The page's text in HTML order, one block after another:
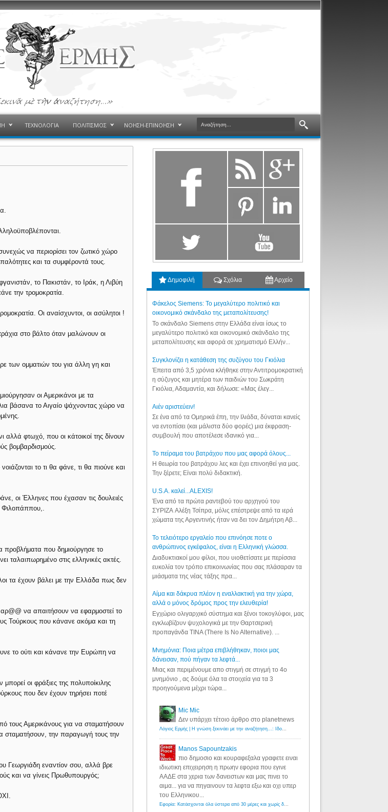
ΤΕΧΝΟΛΟΓΙΑ ΠΟΛΙΤΙΣΜΟΣ ΝΟΗΣΗ-ΕΠΙΝΟΗΣΗ
να περιορίσει τον ζωτικό χώρο
και τα συμφέροντά τους.
το Πακιστάν, το Ιράκ, η Λιβύη
την τρομοκρατία.
Οι αναίσχυντοι, οι ασύλητοι !
στο βάλτο όταν μαλώνουν οι
των ομματιών του για άλλη γη και
οι Αμερικάνοι με τα
βάσανα το Αιγαίο ψάχνοντας χώρο να
φτωχό, που οι κάτοικοί της δίνουν
βομβαρδισμούς.
το τι θα φάνε, τι θα πιούνε και
οι Έλληνες που έχασαν τις δουλειές
Φιλοπάππου,.
προβλήματα που δημιούργησε το
ταλαιπωρημένο στις ελληνικές ακτές.
τα έχουν βάλει με την Ελλάδα πως δεν
να απαιτήσουν να εφαρμοστεί το
Τούρκους που κάνανε ακόμα και τη
το ούτι και κάνανε την Ευρώπη να
οι φράξιες της πολυποίκιλης
που δεν έχουν τηρήσει ποτέ
τους Αμερικάνους για να σταματήσουν
σταματήσουν, την παραγωγή τους την
Γεωργιάδη εναντίον σου, αλλά βρε
και να γίνεις Πρωθυπουργός;
Δημοφιλή Σχόλια Αρχείο
Φάκελος Siemens: Το μεγαλύτερο πολιτικό και
οικονομικό σκάνδαλο της μεταπολίτευσης!
Το σκάνδαλο Siemens στην Ελλάδα είναι ίσως το
μεγαλύτερο πολιτικό και οικονομικό σκάνδαλο της
μεταπολίτευσης και αφορά σε χρηματισμό Ελλήν...
Συγκλονίζει η κατάθεση της συζύγου του Γκιόλια
Έπειτα από 3,5 χρόνια κλήθηκε στην Αντιτρομοκρατική
η σύζυγος και μητέρα των παιδιών του Σωκράτη
Γκιόλια, Αδαμαντία, και δήλωσε: «Μας έλεγ...
Aιέν αριστεύειν!
Σε ένα από τα Ομηρικά έπη, την Ιλιάδα, δύναται κανείς
να εντοπίσει (και μάλιστα δύο φορές) μια έκφραση-
συμβουλή που αποτέλεσε ιδανικό για...
Το πείραμα του βατράχου που μας αφορά όλους...
Η θεωρία του βατράχου λες και έχει επινοηθεί για μας.
Την ξέρετε; Είναι πολύ διδακτική.
U.S.A. καλεί...ALEXIS!
Ένα από τα πρώτα ραντεβού του αρχηγού του
ΣΥΡΙΖΑ Αλέξη Τσίπρα, μόλις επέστρεψε από τα ιερά
χώματα της Αργεντινής ήταν να δει τον Δημήτρη Αβ...
Το τελειότερο εργαλείο που επινόησε ποτε ο
ανθρώπινος εγκέφαλος, είναι η Ελληνική γλώσσα.
Διαδυκτιακοί μου φίλοι, που υιοθετίσατε με περίσσια
ευκολία τον τρόπο επικοινωνίας που σας πλάσαραν τα
μιάσματα της νέας τάξης πρα...
Αίμα και δάκρυα πλέον η εναλλακτική για την χώρα,
αλλά ο μόνος δρόμος προς την ελευθερία!
Εγχώριο ολιγαρχικό σύστημα και ξένοι τοκογλύφοι, μας
εγκλωβίζουν ψυχολογικά με την Θαρτσερική
προπαγάνδα TINA (There Is No Alternative). ...
Μνημόνια: Ποια μέτρα επιβλήθηκαν, ποιοι μας
δάνεισαν, πού πήγαν τα λεφτά...
Μιας και περιμένουμε απο στιγμή σε στιγμή το 4ο
μνημόνιο , ας δούμε όλα τα στοιχεία για τα 3
προηγούμενα μέχρι τώρα...
Mic Mic
Δεν υπάρχει τέτοιο άρθρο στο planetnews
Λόγιος Ερμής | Η γνώση ξεκινάει με την αναζήτηση...: Ιδού οι 18 που χρωστούν 11 δις ευρώ!
Manos Sapountzakis
πιο δημοσιο και κουραφεξαλα γραφετε ειναι
ιδιωτικη επιχειρηση η πρωην εφορια που εγινε
ΑΑΔΕ στα χερια των δανειστων και μας πινει το
αιμα... για να πηγαινουν τα λεφτα εξω και οχι υπερ
του Ελληνικου...
Εφορία: Κατάσχονται όλα ύστερα από 30 μέρες και χωρίς δικαστικές αποφάσεις - Λόγιος Ερμής